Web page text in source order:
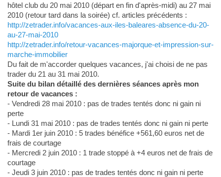
hôtel club du 20 mai 2010 (départ en fin d'après-midi) au 27 mai
2010 (retour tard dans la soirée) cf. articles précédents :
http://zetrader.info/vacances-aux-iles-baleares-absence-du-20-
au-27-mai-2010
http://zetrader.info/retour-vacances-majorque-et-impression-sur-
marche-immobilier
Du fait de m'accorder quelques vacances, j'ai choisi de ne pas
trader du 21 au 31 mai 2010.
Suite du bilan détaillé des dernières séances après mon
retour de vacances :
- Vendredi 28 mai 2010 : pas de trades tentés donc ni gain ni
perte
- Lundi 31 mai 2010 : pas de trades tentés donc ni gain ni perte
- Mardi 1er juin 2010 : 5 trades bénéfice +561,60 euros net de
frais de courtage
- Mercredi 2 juin 2010 : 1 trade stoppé à +4 euros net de frais de
courtage
- Jeudi 3 juin 2010 : pas de trades tentés donc ni gain ni perte